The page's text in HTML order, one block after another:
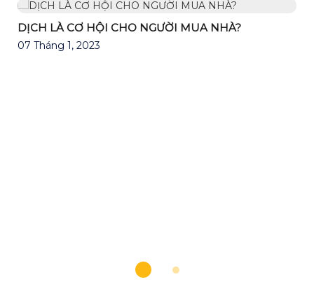
DỊCH LÀ CƠ HỘI CHO NGƯỜI MUA NHÀ?
07 Tháng 1, 2023